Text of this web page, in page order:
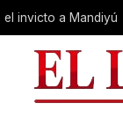
invicto a Mandiyú